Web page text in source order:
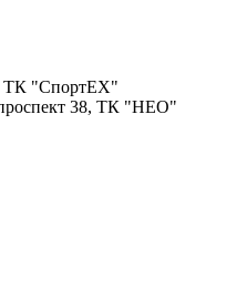
ТК "СпортЕХ"
проспект 38, ТК "НЕО"